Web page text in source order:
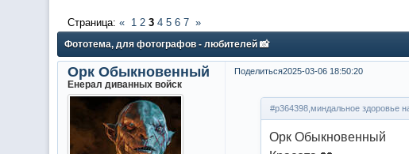
Фототема, для фотографов - любителей 📸
Страница: « 1 2 3 4 5 6 7 »
Поделиться2025-03-06 18:50:20
Орк Обыкновенный
Енерал диванных войск
#p364398,миндальное здоровье
Орк Обыкновенный